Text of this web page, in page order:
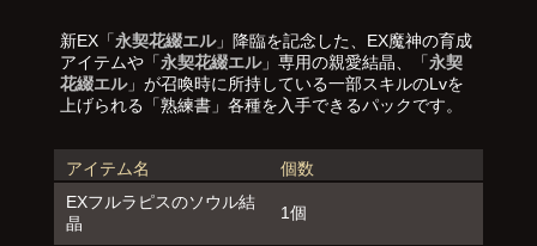
新EX「永契花綴エル」降臨を記念した、EX魔神の育成
アイテムや「永契花綴エル」専用の親愛結晶、「永契
花綴エル」が召喚時に所持している一部スキルのLvを
上げられる「熟練書」各種を入手できるパックです。
アイテム名
個数
EXフルラピスのソウル結
晶
1個